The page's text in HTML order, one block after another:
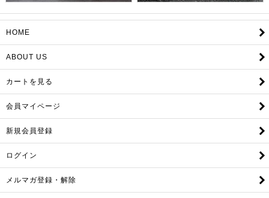
HOME
ABOUT US
カートを見る
会員マイページ
新規会員登録
ログイン
メルマガ登録・解除